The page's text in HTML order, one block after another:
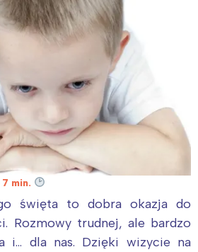
min.
święta to dobra okazja do
Rozmowy trudnej, ale bardzo
i… dla nas. Dzięki wizycie na